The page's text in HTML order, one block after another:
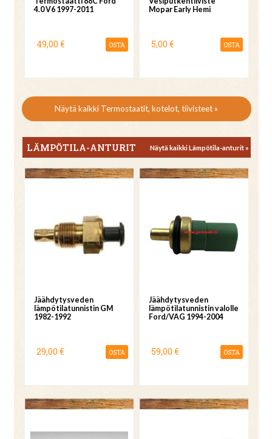
4.0 V6 1997-2011
49,00 € OSTA
Mopar Early Hemi
5,00 € OSTA
Näytä kaikki Termostaatit, kotelot, tiivisteet »
LÄMPÖTILA-ANTURIT Näytä kaikki Lämpötila-anturit »
Jäähdytysveden
lämpötilatunnistin GM
1982-1992
29,00 € OSTA
Jäähdytysveden
lämpötilatunnistin valolle
Ford/VAG 1994-2004
59,00 € OSTA